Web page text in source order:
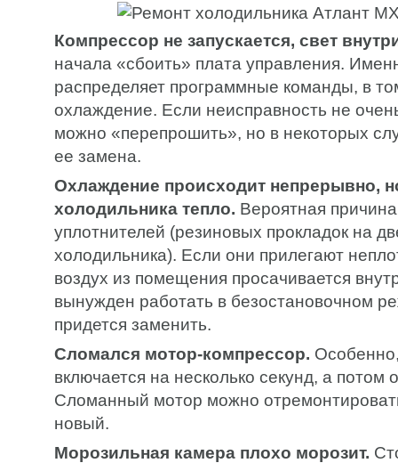
Компрессор не запускается, свет
начала «сбоить» плата управления.
распределяет программные команды, в
охлаждение. Если неисправность не
можно «перепрошить», но в некоторых
ее замена.
Охлаждение происходит непрерывно,
холодильника тепло. Вероятная
уплотнителей (резиновых прокладок на
холодильника). Если они прилегают
воздух из помещения просачивается
вынужден работать в безостановочном
придется заменить.
Сломался мотор-компрессор.
включается на несколько секунд, а потом
Сломанный мотор можно
новый.
Морозильная камера плохо морозит.